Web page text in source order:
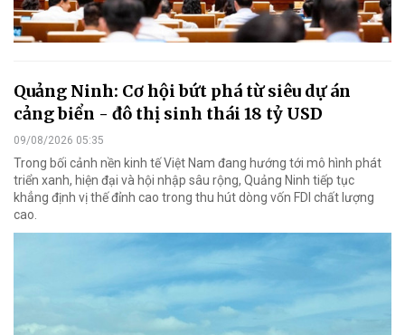
Quảng Ninh: Cơ hội bứt phá từ siêu dự án
cảng biển - đô thị sinh thái 18 tỷ USD
09/08/2026 05:35
Trong bối cảnh nền kinh tế Việt Nam đang hướng tới mô hình phát
triển xanh, hiện đại và hội nhập sâu rộng, Quảng Ninh tiếp tục
khẳng định vị thế đỉnh cao trong thu hút dòng vốn FDI chất lượng
cao.